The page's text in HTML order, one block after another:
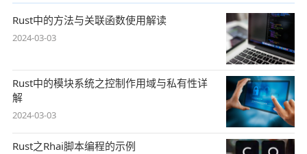
Rust中的方法与关联函数使用解读
2024-03-03
Rust中的模块系统之控制作用域与私有性详
解
2024-03-03
Rust之Rhai脚本编程的示例